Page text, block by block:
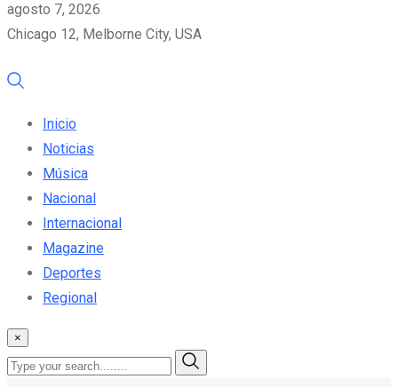
agosto 7, 2026
Chicago 12, Melborne City, USA
Inicio
Noticias
Música
Nacional
Internacional
Magazine
Deportes
Regional
×